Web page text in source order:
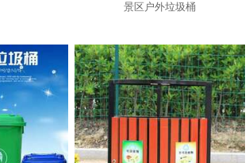
景区户外垃圾桶